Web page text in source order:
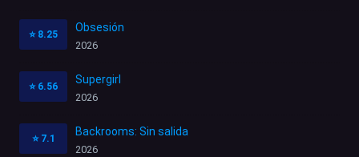
⭐ 8.25
Obsesión
2026
⭐ 6.56
Supergirl
2026
⭐ 7.1
Backrooms: Sin salida
2026